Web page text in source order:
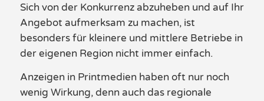
Sich von der Konkurrenz abzuheben und auf Ihr
Angebot aufmerksam zu machen, ist
besonders für kleinere und mittlere Betriebe in
der eigenen Region nicht immer einfach.
Anzeigen in Printmedien haben oft nur noch
wenig Wirkung, denn auch das regionale